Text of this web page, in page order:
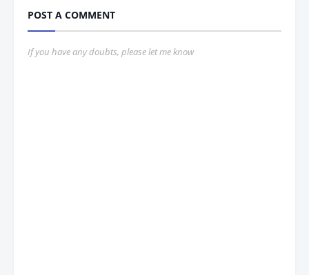
POST A COMMENT
If you have any doubts, please let me know